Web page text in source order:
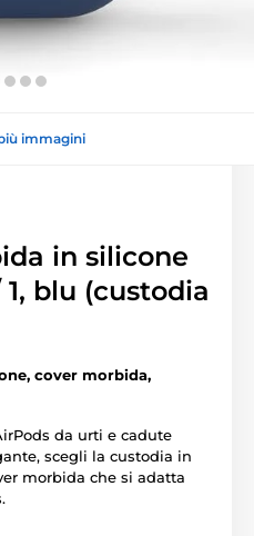
immagini
in silicone
blu (custodia
cover morbida,
da urti e cadute
scegli la custodia in
morbida che si adatta